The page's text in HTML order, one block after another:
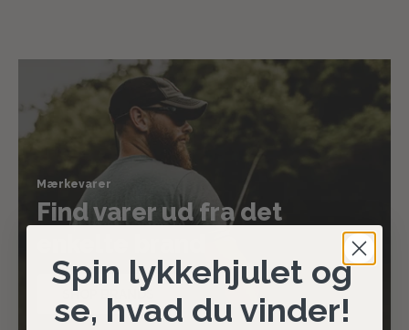
Mærkevarer
Find varer ud fra det
SHOP BRANDS
Spin lykkehjulet og
se, hvad du vinder!